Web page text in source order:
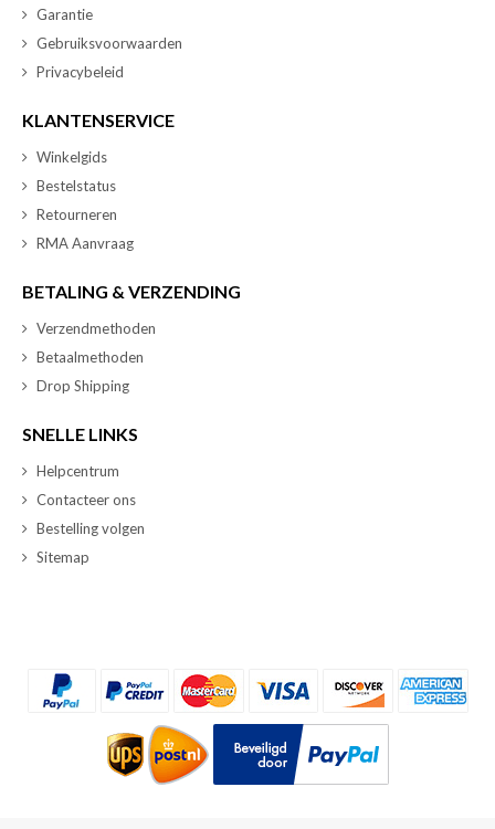
Garantie
Gebruiksvoorwaarden
Privacybeleid
KLANTENSERVICE
Winkelgids
Bestelstatus
Retourneren
RMA Aanvraag
BETALING & VERZENDING
Verzendmethoden
Betaalmethoden
Drop Shipping
SNELLE LINKS
Helpcentrum
Contacteer ons
Bestelling volgen
Sitemap